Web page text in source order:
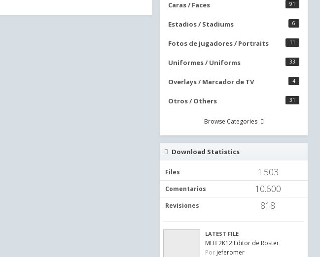
91
Caras / Faces
6
Estadios / Stadiums
11
Fotos de jugadores / Portraits
33
Uniformes / Uniforms
4
Overlays / Marcador de TV
31
Otros / Others
Browse Categories
Download Statistics
Files 1.503
Comentarios 10.600
Revisiones 818
LATEST FILE
MLB 2K12 Editor de Roster
Por jeferomer